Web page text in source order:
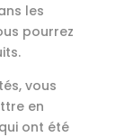
les
pourrez
vous
en
ont été